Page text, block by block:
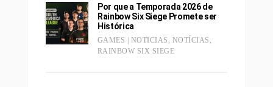
Por que a Temporada 2026 de
Rainbow Six Siege Promete ser
Histórica
GAMES | NOTICIAS , NOTÍCIAS ,
RAINBOW SIX SIEGE